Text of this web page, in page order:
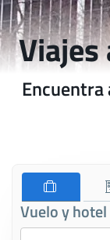
Encuentra
Vuelo y hotel